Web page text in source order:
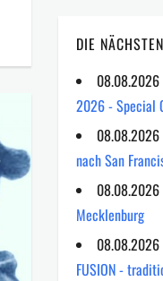
DIE
08.08.2026
2026 - Special
08.08.2026
nach San
08.08.2026
Mecklenburg
08.08.2026
FUSION -